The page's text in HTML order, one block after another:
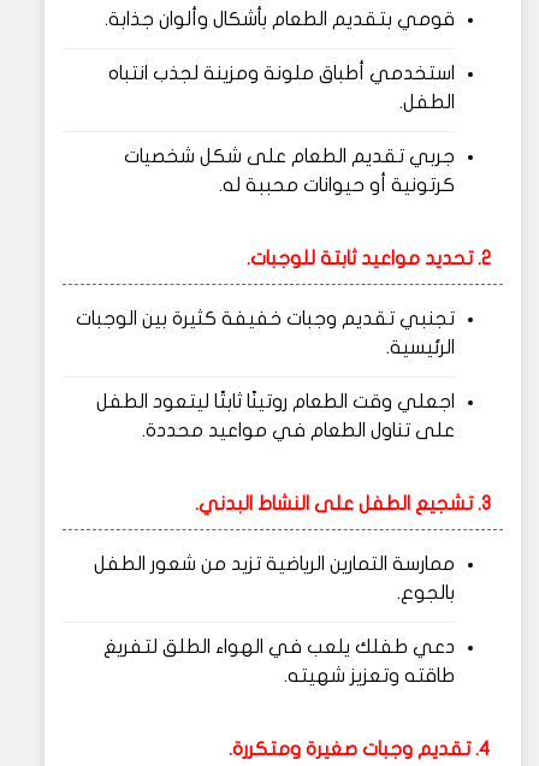
قومي بتقديم الطعام بأشكال وألوان جذابة.
استخدمي أطباق ملونة ومزينة لجذب انتباه
الطفل.
جربي تقديم الطعام على شكل شخصيات
كرتونية أو حيوانات محببة له.
2. تحديد مواعيد ثابتة للوجبات.
تجنبي تقديم وجبات خفيفة كثيرة بين الوجبات
الرئيسية.
اجعلي وقت الطعام روتينًا ثابتًا ليتعود الطفل
على تناول الطعام في مواعيد محددة.
3. تشجيع الطفل على النشاط البدني.
ممارسة التمارين الرياضية تزيد من شعور الطفل
بالجوع.
دعي طفلك يلعب في الهواء الطلق لتفريغ
طاقته وتعزيز شهيته.
4. تقديم وجبات صغيرة ومتكررة.